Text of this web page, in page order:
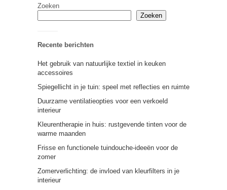
Zoeken
Zoeken
Recente berichten
Het gebruik van natuurlijke textiel in keuken
accessoires
Spiegellicht in je tuin: speel met reflecties en ruimte
Duurzame ventilatieopties voor een verkoeld
interieur
Kleurentherapie in huis: rustgevende tinten voor de
warme maanden
Frisse en functionele tuindouche-ideeën voor de
zomer
Zomerverlichting: de invloed van kleurfilters in je
interieur